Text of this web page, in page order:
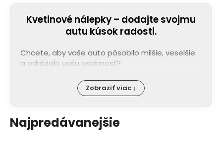
Kvetinové nálepky – dodajte svojmu
autu kúsok radosti.
Chcete, aby vaše auto pôsobilo milšie, veselšie
a odrážalo vašu osobnosť?
Zobraziť viac ↓
Najpredávanejšie
p
j
e
t